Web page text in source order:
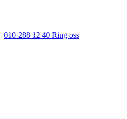
010-288 12 40 Ring oss